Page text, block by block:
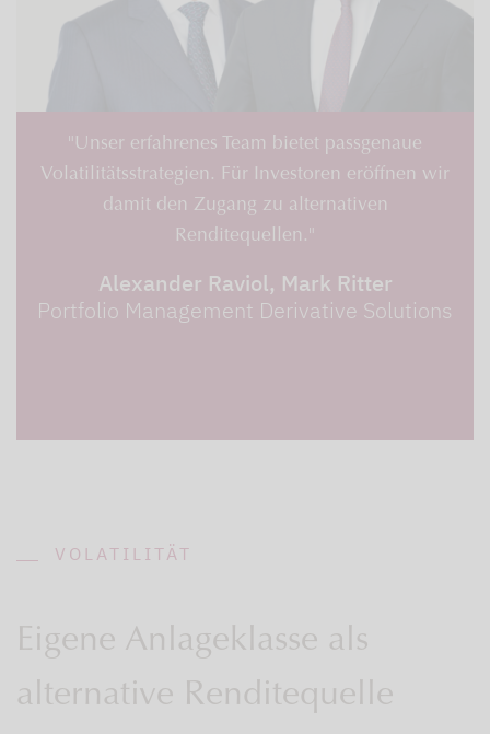
"Unser erfahrenes Team bietet passgenaue
Volatilitätsstrategien. Für Investoren eröffnen wir
damit den Zugang zu alternativen
Renditequellen."
Alexander Raviol, Mark Ritter
Portfolio Management Derivative Solutions
VOLATILITÄT
Eigene Anlageklasse als
alternative Renditequelle